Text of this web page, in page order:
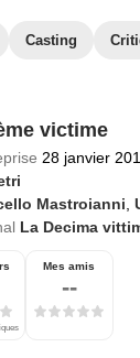
Casting
victime
28 janvier
Mastroianni
La Decima
Mes amis
--